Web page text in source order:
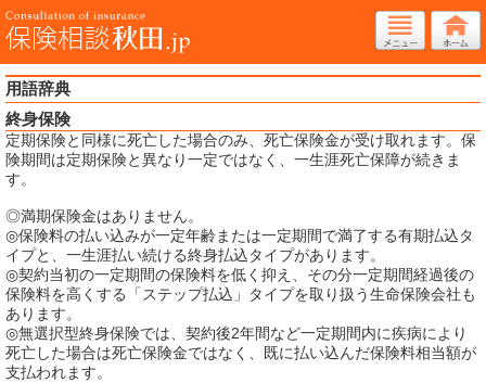
用語辞典
終身保険
定期保険と同様に死亡した場合のみ、死亡保険金が受け取れます。保
険期間は定期保険と異なり一定ではなく、一生涯死亡保障が続きま
す。
◎満期保険金はありません。
◎保険料の払い込みが一定年齢または一定期間で満了する有期払込タ
イプと、一生涯払い続ける終身払込タイプがあります。
◎契約当初の一定期間の保険料を低く抑え、その分一定期間経過後の
保険料を高くする「ステップ払込」タイプを取り扱う生命保険会社も
あります。
◎無選択型終身保険では、契約後2年間など一定期間内に疾病により
死亡した場合は死亡保険金ではなく、既に払い込んだ保険料相当額が
支払われます。